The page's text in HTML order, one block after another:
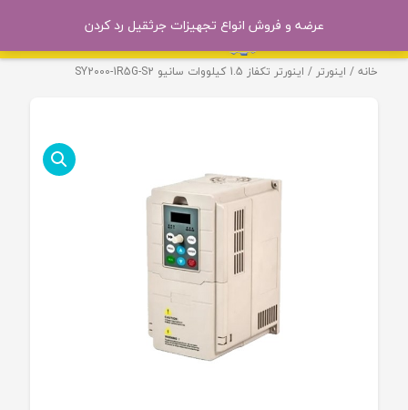
خانه/ اینورتر / اینورتر تکفاز 1.5 کیلووات سانیو SY2000-1R5G-S2
عرضه و فروش انواع تجهیزات جرثقیل رد کردن